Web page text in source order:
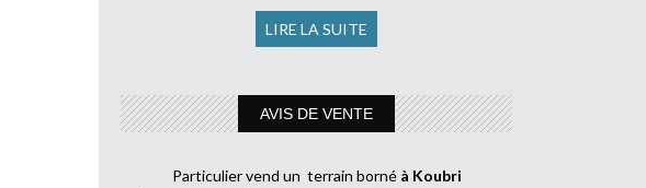
LIRE LA SUITE
AVIS DE VENTE
Particulier vend un terrain borné à Koubri